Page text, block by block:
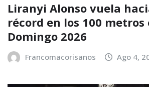
Liranyi Alonso vuela
récord en los 100 metros
Domingo 2026
Francomacorisanos Ago 4,